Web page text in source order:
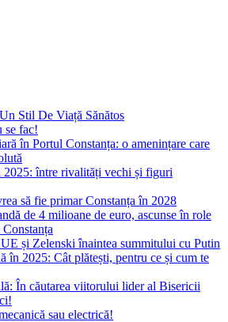
Stil De Viață Sănătos
se fac!
în Portul Constanța: o amenințare care
2025: între rivalități vechi și figuri
să fie primar Constanța în 2028
de 4 milioane de euro, ascunse în role
și Zelenski înaintea summitului cu Putin
în 2025: Cât plătești, pentru ce și cum te
În căutarea viitorului lider al Bisericii
sau electrică!